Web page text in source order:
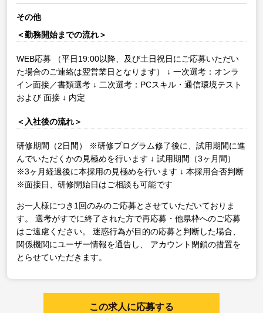
その他
＜勤務開始までの流れ＞
WEB応募 （平日19:00以降、及び土日祝日にご応募いただい
た場合のご連絡は翌営業日となります）
↓ 一次選考：オンラ
イン面接／書類選考 ↓ 二次選考：PCスキル・通信環境テスト
および 面接 ↓ 内定
＜入社後の流れ＞
研修期間（2日間）
※研修プログラム修了後に、試用期間に進
んでいただくかの見極めを行います ↓ 試用期間（3ヶ月間）
※3ヶ月経過後に本採用の見極めを行います ↓ 本採用合否判断
※面接日、研修開始日はご相談も可能です
お一人様につき1回のみのご応募とさせていただいておりま
す。
選考がすでに終了された方で再応募・他県枠へのご応募
はご遠慮ください。
迷惑行為が目的の応募と判断した場合、
関係機関にユーザー情報を通告し、
アカウント閉鎖の措置を
とらせていただきます。
この求人に応募する